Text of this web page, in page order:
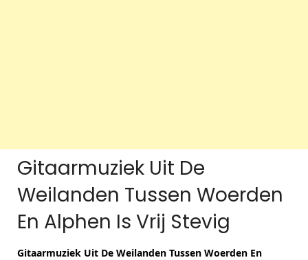
Gitaarmuziek Uit De
Weilanden Tussen Woerden
En Alphen Is Vrij Stevig
Gitaarmuziek Uit De Weilanden Tussen Woerden En